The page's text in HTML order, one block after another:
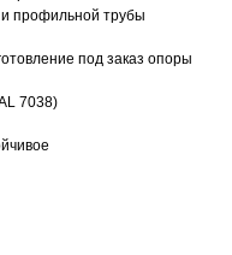
и профильной трубы
под заказ опоры
7038)